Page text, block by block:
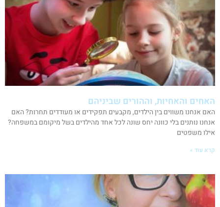
האחים והאחיות, וההורים שביניהם
האם אנחנו משווים בין הילדים, מקבעים תפקידים או מעודדים תחרות? האם
אנחנו נותנים בלי כוונה יחס שונה לכל אחד מהילדים בשל מיקומם במשפחה?
אילו משפטים
קרא עוד »